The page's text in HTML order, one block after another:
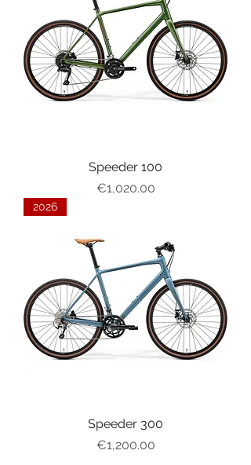
Speeder 100
가격
€1,020.00
2026
Speeder 300
가격
€1,200.00